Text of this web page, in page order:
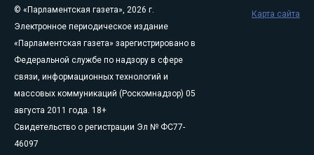
© «Парламентская газета», 2026 г.
Электронное периодическое издание
«Парламентская газета» зарегистрировано в
Федеральной службе по надзору в сфере
связи, информационных технологий и
массовых коммуникаций (Роскомнадзор) 05
августа 2011 года. 18+
Свидетельство о регистрации Эл № ФС77-
46097
Карта сайта